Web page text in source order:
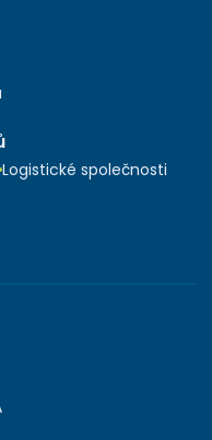
Logistické společnosti